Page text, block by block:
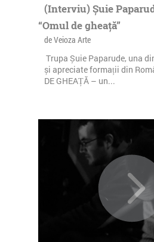
(Interviu) Șuie
“Omul de gheață”
de Veioza Arte
Trupa Șuie Paparude, una
și apreciate formații din
DE GHEAȚĂ – un...